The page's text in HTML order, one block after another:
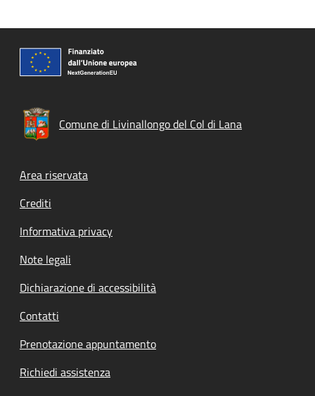
Comune di Livinallongo del Col di Lana
Footer menu
Area riservata
Crediti
Informativa privacy
Note legali
Dichiarazione di accessibilità
Contatti
Prenotazione appuntamento
Richiedi assistenza